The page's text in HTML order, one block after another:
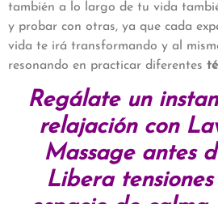
también a lo largo de tu vida
y probar con otras, ya que cada
vida te irá transformando y al
resonando en practicar diferentes
Regálate un
relajación con
Massage antes
Libera